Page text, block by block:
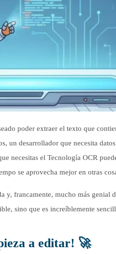
poder extraer el texto que
un desarrollador que necesita
necesitas el Tecnología OCR
se aprovecha mejor en otras
y, francamente, mucho más genial
sino que es increíblemente
a editar! 🚀